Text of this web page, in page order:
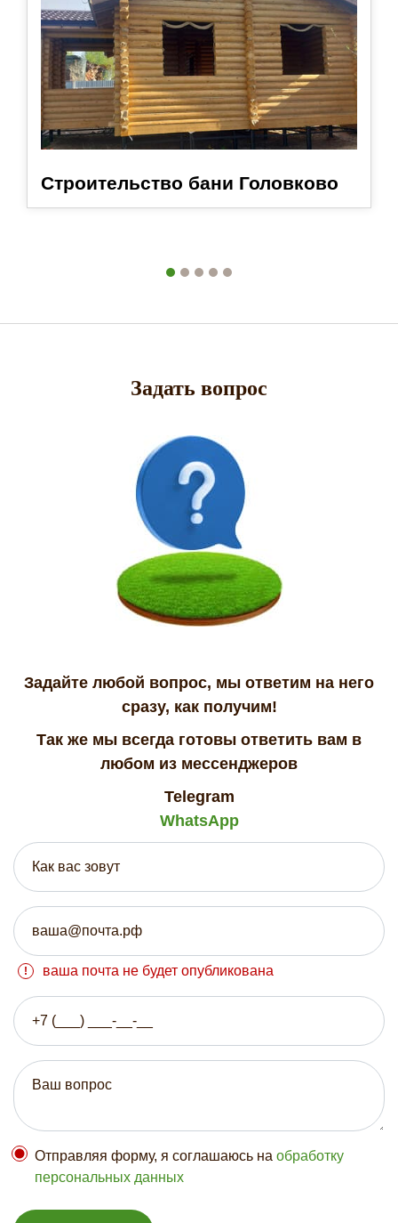
Строительство бани Головково
Задать вопрос
Задайте любой вопрос, мы ответим на него
сразу, как получим!
Так же мы всегда готовы ответить вам в
любом из мессенджеров
Telegram
WhatsApp
ваша почта не будет опубликована
Отправляя форму, я соглашаюсь на обработку
персональных данных